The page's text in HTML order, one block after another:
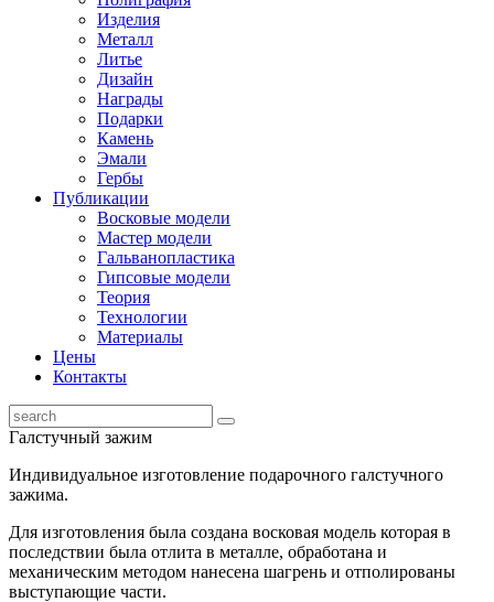
Изделия
Металл
Литье
Дизайн
Награды
Подарки
Камень
Эмали
Гербы
Публикации
Восковые модели
Мастер модели
Гальванопластика
Гипсовые модели
Теория
Технологии
Материалы
Цены
Контакты
Галстучный зажим
Индивидуальное изготовление подарочного галстучного
зажима.
Для изготовления была создана восковая модель которая в
последствии была отлита в металле, обработана и
механическим методом нанесена шагрень и отполированы
выступающие части.